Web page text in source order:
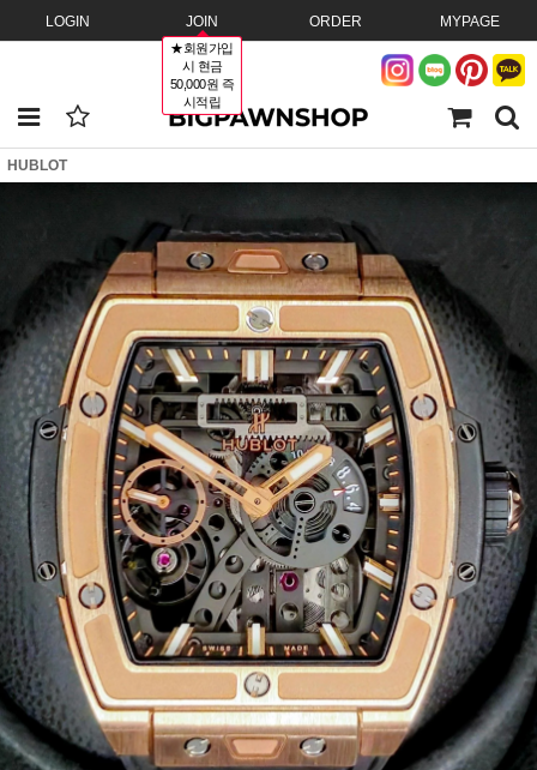
LOGIN JOIN
★회원가입
시 현금
50,000원 즉
시적립
ORDER MYPAGE
HUBLOT